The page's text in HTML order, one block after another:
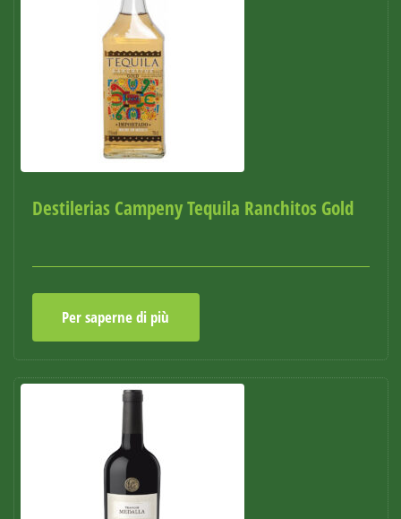
Destilerias Campeny Tequila Ranchitos Gold
Per saperne di più